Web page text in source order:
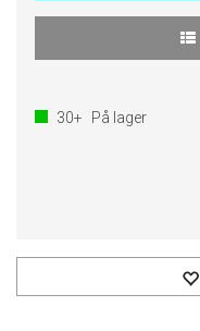
30+ På lager